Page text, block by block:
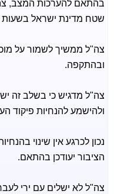
בהתאם להערכות המצב,
שטח מדינת ישראל בשעות
צה"ל ממשיך לשמור על
ובהתקפה.
צה"ל מדגיש כי בשלב זה יש
ולהישמע להנחיות פיקוד
נכון לכרגע אין שינוי
הציבור יעודכן בהתאם.
צה"ל לא ישלים עם ירי